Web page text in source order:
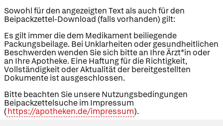
Sowohl für den angezeigten Text als auch für den
Beipackzettel-Download (falls vorhanden) gilt:
Es gilt immer die dem Medikament beiliegende
Packungsbeilage. Bei Unklarheiten oder gesundheitlichen
Beschwerden wenden Sie sich bitte an Ihre Ärzt*in oder
an Ihre Apotheke. Eine Haftung für die Richtigkeit,
Vollständigkeit oder Aktualität der bereitgestellten
Dokumente ist ausgeschlossen.
Bitte beachten Sie unsere Nutzungsbedingungen
Beipackzettelsuche im Impressum
(https://apotheken.de/impressum).